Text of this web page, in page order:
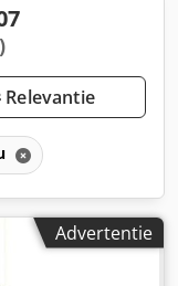
Relevantie
Advertentie